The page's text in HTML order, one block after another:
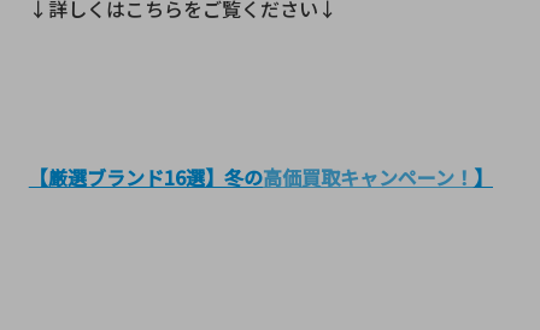
↓詳しくはこちらをご覧ください↓
【厳選ブランド16選】 冬の高価買取キャンペーン！ 】